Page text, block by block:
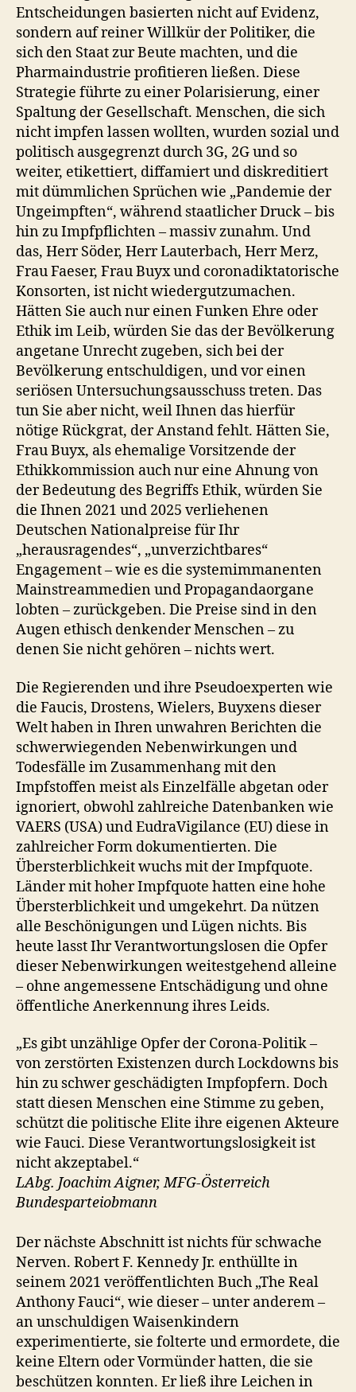
Entscheidungen basierten nicht auf Evidenz,
sondern auf reiner Willkür der Politiker, die
sich den Staat zur Beute machten, und die
Pharmaindustrie profitieren ließen. Diese
Strategie führte zu einer Polarisierung, einer
Spaltung der Gesellschaft. Menschen, die sich
nicht impfen lassen wollten, wurden sozial und
politisch ausgegrenzt durch 3G, 2G und so
weiter, etikettiert, diffamiert und diskreditiert
mit dümmlichen Sprüchen wie „Pandemie der
Ungeimpften“, während staatlicher Druck – bis
hin zu Impfpflichten – massiv zunahm. Und
das, Herr Söder, Herr Lauterbach, Herr Merz,
Frau Faeser, Frau Buyx und coronadiktatorische
Konsorten, ist nicht wiedergutzumachen.
Hätten Sie auch nur einen Funken Ehre oder
Ethik im Leib, würden Sie das der Bevölkerung
angetane Unrecht zugeben, sich bei der
Bevölkerung entschuldigen, und vor einen
seriösen Untersuchungsausschuss treten. Das
tun Sie aber nicht, weil Ihnen das hierfür
nötige Rückgrat, der Anstand fehlt. Hätten Sie,
Frau Buyx, als ehemalige Vorsitzende der
Ethikkommission auch nur eine Ahnung von
der Bedeutung des Begriffs Ethik, würden Sie
die Ihnen 2021 und 2025 verliehenen
Deutschen Nationalpreise für Ihr
„herausragendes“, „unverzichtbares“
Engagement – wie es die systemimmanenten
Mainstreammedien und Propagandaorgane
lobten – zurückgeben. Die Preise sind in den
Augen ethisch denkender Menschen – zu
denen Sie nicht gehören – nichts wert.
Die Regierenden und ihre Pseudoexperten wie
die Faucis, Drostens, Wielers, Buyxens dieser
Welt haben in Ihren unwahren Berichten die
schwerwiegenden Nebenwirkungen und
Todesfälle im Zusammenhang mit den
Impfstoffen meist als Einzelfälle abgetan oder
ignoriert, obwohl zahlreiche Datenbanken wie
VAERS (USA) und EudraVigilance (EU) diese in
zahlreicher Form dokumentierten. Die
Übersterblichkeit wuchs mit der Impfquote.
Länder mit hoher Impfquote hatten eine hohe
Übersterblichkeit und umgekehrt. Da nützen
alle Beschönigungen und Lügen nichts. Bis
heute lasst Ihr Verantwortungslosen die Opfer
dieser Nebenwirkungen weitestgehend alleine
– ohne angemessene Entschädigung und ohne
öffentliche Anerkennung ihres Leids.
„Es gibt unzählige Opfer der Corona-Politik –
von zerstörten Existenzen durch Lockdowns bis
hin zu schwer geschädigten Impfopfern. Doch
statt diesen Menschen eine Stimme zu geben,
schützt die politische Elite ihre eigenen Akteure
wie Fauci. Diese Verantwortungslosigkeit ist
nicht akzeptabel.“
LAbg. Joachim Aigner, MFG-Österreich
Bundesparteiobmann
Der nächste Abschnitt ist nichts für schwache
Nerven. Robert F. Kennedy Jr. enthüllte in
seinem 2021 veröffentlichten Buch „The Real
Anthony Fauci“, wie dieser – unter anderem –
an unschuldigen Waisenkindern
experimentierte, sie folterte und ermordete, die
keine Eltern oder Vormünder hatten, die sie
beschützen konnten. Er ließ ihre Leichen in